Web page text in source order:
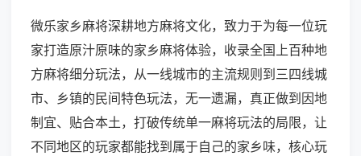
微乐家乡麻将深耕地方麻将文化，致力于为每一位玩
家打造原汁原味的家乡麻将体验，收录全国上百种地
方麻将细分玩法，从一线城市的主流规则到三四线城
市、乡镇的民间特色玩法，无一遗漏，真正做到因地
制宜、贴合本土，打破传统单一麻将玩法的局限，让
不同地区的玩家都能找到属于自己的家乡味，核心玩